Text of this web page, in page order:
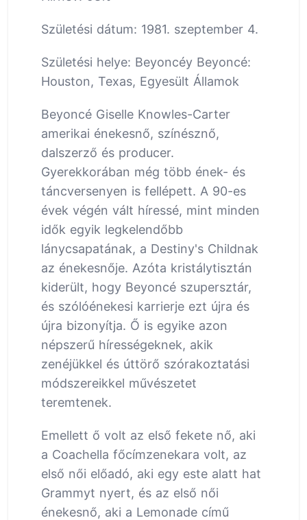
Születési dátum: 1981. szeptember 4.
Születési helye: Beyoncéy Beyoncé:
Houston, Texas, Egyesült Államok
Beyoncé Giselle Knowles-Carter
amerikai énekesnő, színésznő,
dalszerző és producer.
Gyerekkorában még több ének- és
táncversenyen is fellépett. A 90-es
évek végén vált híressé, mint minden
idők egyik legkelendőbb
lánycsapatának, a Destiny's Childnak
az énekesnője. Azóta kristálytisztán
kiderült, hogy Beyoncé szupersztár,
és szólóénekesi karrierje ezt újra és
újra bizonyítja. Ő is egyike azon
népszerű hírességeknek, akik
zenéjükkel és úttörő szórakoztatási
módszereikkel művészetet
teremtenek.
Emellett ő volt az első fekete nő, aki
a Coachella főcímzenekara volt, az
első női előadó, aki egy este alatt hat
Grammyt nyert, és az első női
énekesnő, aki a Lemonade című